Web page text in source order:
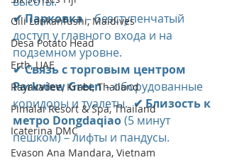
Gili Lankanfushi, Maldives
Desa Potato Head
Erth, UAE
Rayavadee, Krabi, Thailand
Pimalai Resort & Spa, Thailand
Icaterina DMC
Evason Ana Mandara, Vietnam
✔ Парковка – безступенчатый
доступ у главного входа и на
подземном уровне.
✔ Связь с торговым центром
Parkview Green – оборудованные
коридоры и туалеты. ✔ Близость к
метро Dongdaqiao (5 минут
пешком) – лифты и пандусы.